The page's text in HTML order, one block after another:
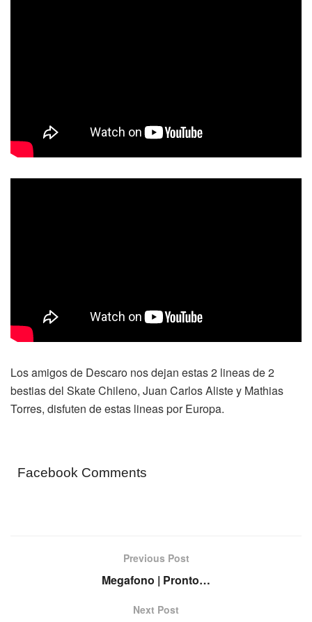
Los amigos de Descaro nos dejan estas 2 lineas de 2
bestias del Skate Chileno, Juan Carlos Aliste y Mathias
Torres, disfuten de estas lineas por Europa.
Facebook Comments
Previous Post
Megafono | Pronto…
Next Post